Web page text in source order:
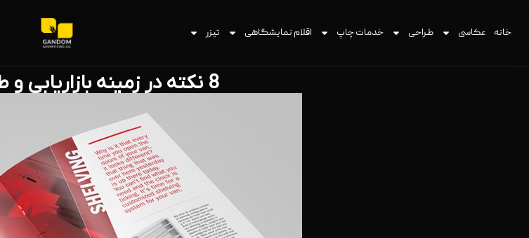
خانه عکاسی طراحی خدمات چاپ اقلام نمایشگاهی تیزر
8 نکته در زمینه بازاریابی و طراحی کاتالوگ